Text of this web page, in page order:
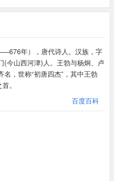
开头就展开壮阔的境界，一般送
离别的意味如何？为求官飘流在
两句调子高昂，属对精严，韵味
由于当时律诗还没有一套严格的
成了起伏、跌宕，使人感到矫夭
大，情调从凄恻转为豪迈。“海
不开知己，只要同在四海之内，
，一秦一蜀又算得什么呢。表现
，是永恒的，无所不在的，所抒
此成为远隔千山万水的朋友之间
巾。”两行诗贯通起来是一句
两句分别点出送别的地点和行人
是宫门两边的望楼。“三秦”，泛
原来的地盘分为雍、塞、翟三
三秦”。“城阙辅三秦”，是说京
”，是杜少府要去的地方。四川的
、万里津等五个渡口，称“五
地方，城郭宫阙，气象雄伟，历
恋恋不舍。而将去的蜀州呢?千
产生几分惆怅。这两句通过一近
、送行者双方依依惜别的感情。
样一个小官，长途跋涉到蜀州去
分子。王勃自己游宦在外，也不
五津的时候，彼此的感情很自然
是宦游人”，这两句诗把两人之
大意是：我和你都是离乡远游以
年），唐代诗人。汉族，字
(今山西河津)人。王勃与杨炯、卢
名，世称“初唐四杰”，其中王勃
。
百度百科